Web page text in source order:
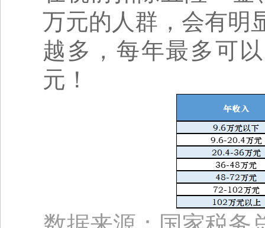
万元的人群，会有明
越多，每年最多可
元！